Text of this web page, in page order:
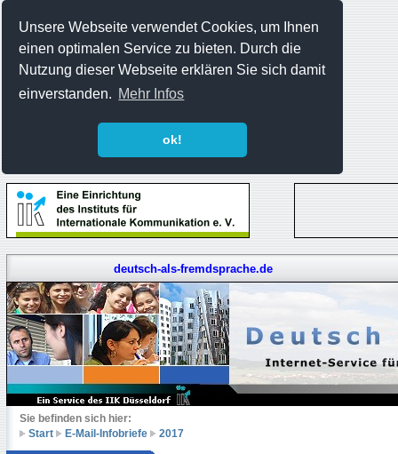
Unsere Webseite verwendet Cookies, um Ihnen
einen optimalen Service zu bieten. Durch die
Nutzung dieser Webseite erklären Sie sich damit
einverstanden. Mehr Infos
ok!
deutsch-als-fremdsprache.de
Sie befinden sich hier:
Start
E-Mail-Infobriefe 2017